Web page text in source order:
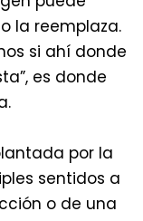
la reemplaza.
si ahí donde
es donde
por la
sentidos a
o de una